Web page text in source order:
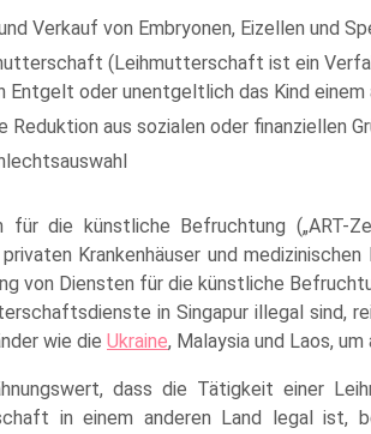
Verkauf von Embryonen, Eizellen und
(Leihmutterschaft ist ein
Entgelt oder unentgeltlich das Kind einem
Reduktion aus sozialen oder finanziellen
für die künstliche Befruchtung („ART-
Krankenhäuser und
von Diensten für die künstliche
in Singapur illegal sind,
wie die Ukraine, Malaysia und Laos,
dass die Tätigkeit einer
in einem anderen Land legal ist,